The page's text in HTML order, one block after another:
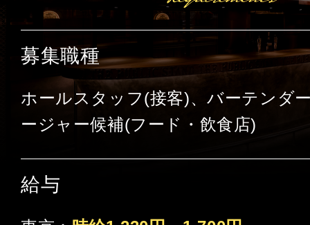
募集職種
ホールスタッフ(接客)、バーテンダ
ージャー候補(フード・飲食店)
給与